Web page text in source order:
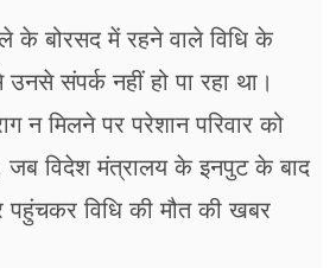
बोरसद में रहने वाले विधि के
संपर्क नहीं हो पा रहा था।
न मिलने पर परेशान परिवार को
जब विदेश मंत्रालय के इनपुट के बाद
पहुंचकर विधि की मौत की खबर